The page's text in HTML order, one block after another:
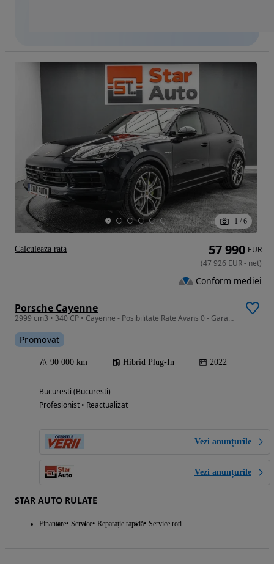
1 / 6
Porsche Cayenne
2999 cm3 • 340 CP • Cayenne - Posibilitate Rate Avans 0 - Garantie 12 Luni - IMPECABILA
Promovat
90 000 km Hibrid Plug-In 2022
Bucuresti (Bucuresti)
Profesionist • Reactualizat
Vezi anunțurile
Vezi anunțurile
STAR AUTO RULATE
Finantare Service Reparație rapidă Service roti
57 990 EUR
(47 926 EUR- net)
Conform mediei
Calculeaza rata